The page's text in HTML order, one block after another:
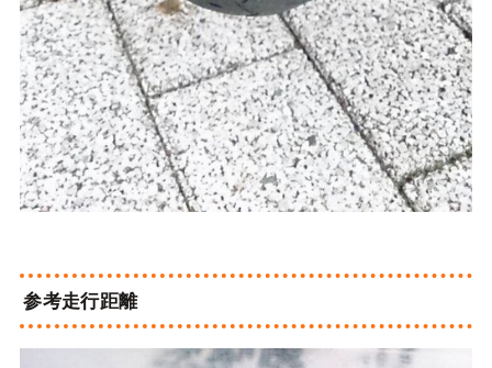
参考走行距離